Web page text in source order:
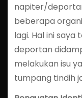
napiter/
beberapa
lagi. Hal ini
deportan
melakukan isu
tumpang tindih